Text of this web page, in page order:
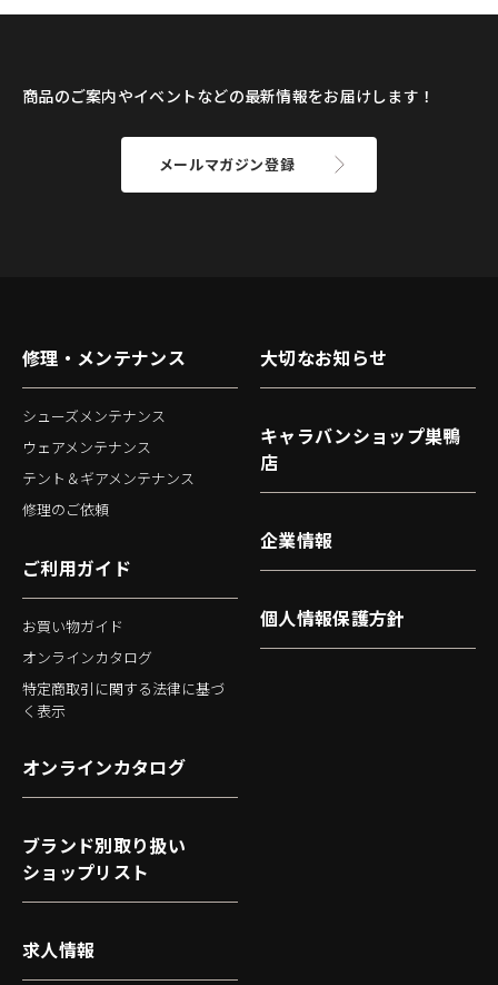
商品のご案内やイベントなどの最新情報をお届けします！
メールマガジン登録
修理・メンテナンス
シューズメンテナンス
ウェアメンテナンス
テント＆ギアメンテナンス
修理のご依頼
ご利用ガイド
お買い物ガイド
オンラインカタログ
特定商取引に関する法律に基づ
く表示
大切なお知らせ
キャラバンショップ巣鴨
店
企業情報
個人情報保護方針
オンラインカタログ
ブランド別取り扱い
ショップリスト
求人情報